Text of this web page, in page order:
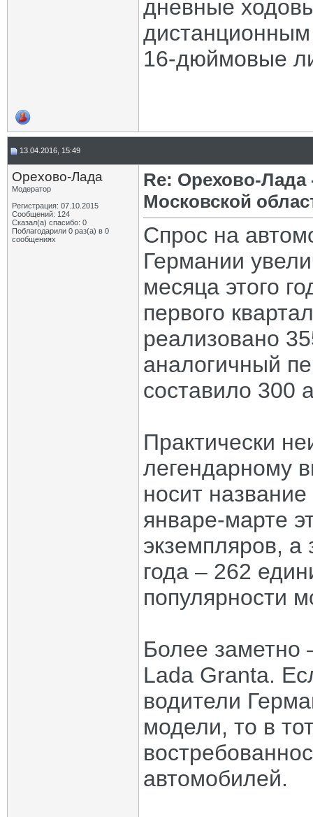
дневные
16-дюймовые
13.04.2016, 15:49
Орехово-Лада
Модератор
Регистрация: 07.10.2015
Сообщений: 124
Сказал(а) спасибо: 0
Поблагодарили 0 раз(а) в 0
сообщениях
Re: Орехово-
Московской
Спрос на
Германии
месяца этого
первого
реализовано
аналогичный
составило 300
Практически
легендарному
носит
январе-марте
экземпляров,
года – 262
популярности
Более заметно
Lada Granta.
водители
модели, то в
автомобилей.